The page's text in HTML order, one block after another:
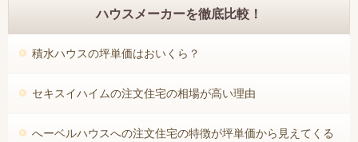
ハウスメーカーを徹底比較！
積水ハウスの坪単価はおいくら？
セキスイハイムの注文住宅の相場が高い理由
へーベルハウスへの注文住宅の特徴が坪単価から見えてくる